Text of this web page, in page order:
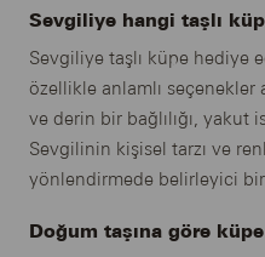
Sevgiliye hangi taşlı
Sevgiliye taşlı küpe hediye
özellikle anlamlı seçenekler
ve derin bir bağlılığı, yakut
Sevgilinin kişisel tarzı ve
yönlendirmede belirleyici
Doğum taşına göre